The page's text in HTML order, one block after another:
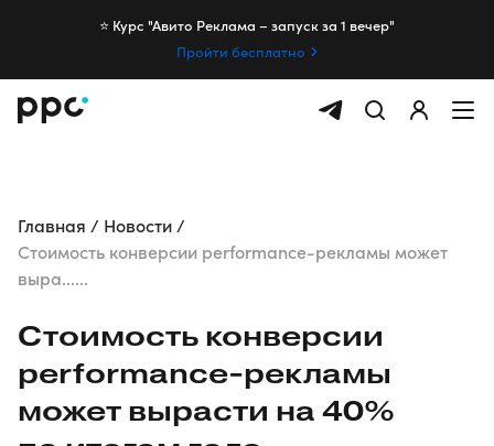
⭐️ Курс "Авито Реклама – запуск за 1 вечер"
Пройти бесплатно
Главная
Новости
Стоимость конверсии performance-рекламы может
выра......
Стоимость конверсии
performance-рекламы
может вырасти на 40%